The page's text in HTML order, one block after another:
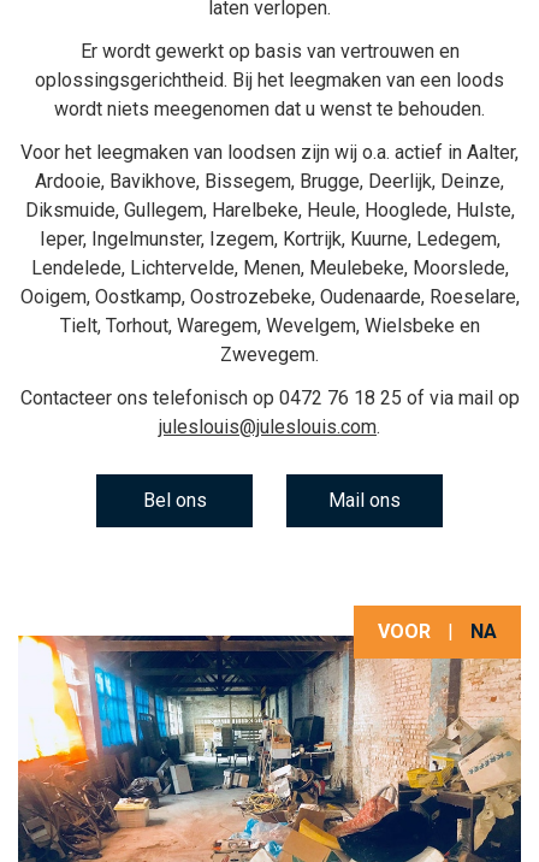
laten verlopen.
Er wordt gewerkt op basis van vertrouwen en
oplossingsgerichtheid. Bij het leegmaken van een loods
wordt niets meegenomen dat u wenst te behouden.
Voor het leegmaken van loodsen zijn wij o.a. actief in Aalter,
Ardooie, Bavikhove, Bissegem, Brugge, Deerlijk, Deinze,
Diksmuide, Gullegem, Harelbeke, Heule, Hooglede, Hulste,
Ieper, Ingelmunster, Izegem, Kortrijk, Kuurne, Ledegem,
Lendelede, Lichtervelde, Menen, Meulebeke, Moorslede,
Ooigem, Oostkamp, Oostrozebeke, Oudenaarde, Roeselare,
Tielt, Torhout, Waregem, Wevelgem, Wielsbeke en
Zwevegem.
Contacteer ons telefonisch op 0472 76 18 25 of via mail op
juleslouis@juleslouis.com.
Bel ons Mail ons
VOOR | NA